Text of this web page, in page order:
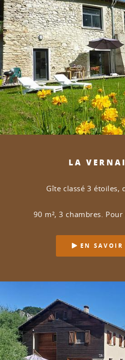
LA
Gîte classé 3 étoiles,
90 m², 3 chambres.
EN SAVOIR